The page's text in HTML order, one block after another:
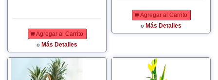
Agregar al Carrito
o Más Detalles
Agregar al Carrito
o Más Detalles